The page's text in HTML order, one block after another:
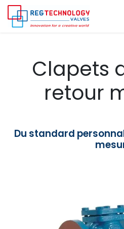
Se rendre au contenu
Clapets
retour
Du standard